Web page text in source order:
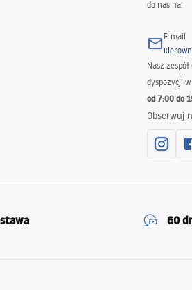
do nas na:
E-mail
Nasz
dyspozycji
od 7:00 do
Obserwuj
60